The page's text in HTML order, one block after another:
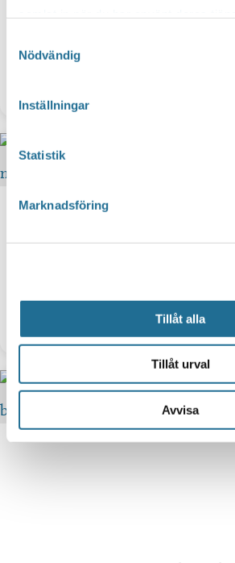
Nödvändig
Inställningar
Statistik
Marknadsföring
Tillåt alla
Tillåt urval
Avvisa
Börslycke gård